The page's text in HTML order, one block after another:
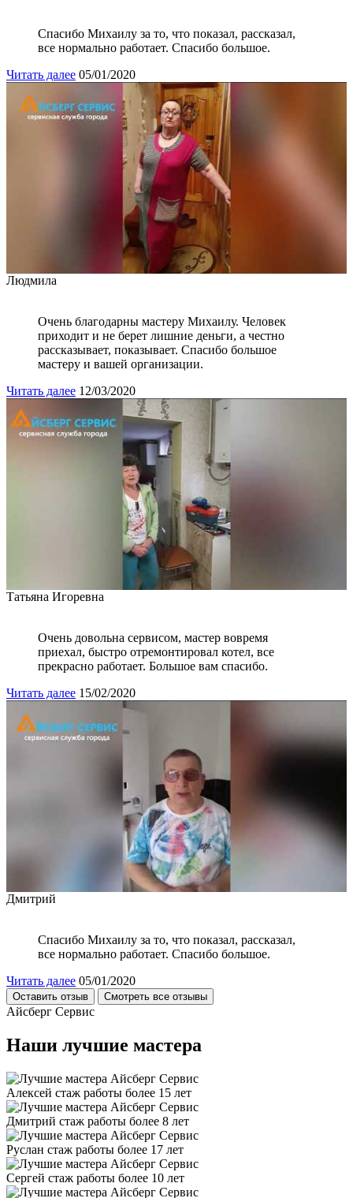
Спасибо Михаилу за то, что показал, рассказал,
все нормально работает. Спасибо большое.
Читать далее 05/01/2020
Людмила
Очень благодарны мастеру Михаилу. Человек
приходит и не берет лишние деньги, а честно
рассказывает, показывает. Спасибо большое
мастеру и вашей организации.
Читать далее 12/03/2020
Татьяна Игоревна
Очень довольна сервисом, мастер вовремя
приехал, быстро отремонтировал котел, все
прекрасно работает. Большое вам спасибо.
Читать далее 15/02/2020
Дмитрий
Спасибо Михаилу за то, что показал, рассказал,
все нормально работает. Спасибо большое.
Читать далее 05/01/2020
Оставить отзыв Смотреть все отзывы
Айсберг Сервис
Наши лучшие мастера
Алексей стаж работы более 15 лет
Дмитрий стаж работы более 8 лет
Руслан стаж работы более 17 лет
Сергей стаж работы более 10 лет